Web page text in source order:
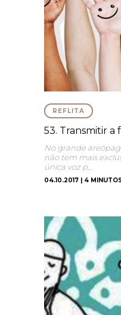
REFLITA
53. Transmitir
No grande
não tem mais
única voz p…
04.10.2017 | 4